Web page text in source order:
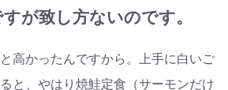
が致し方ないのです。
高かったんですから。上手に白いご
と、やはり焼鮭定食（サーモンだけ